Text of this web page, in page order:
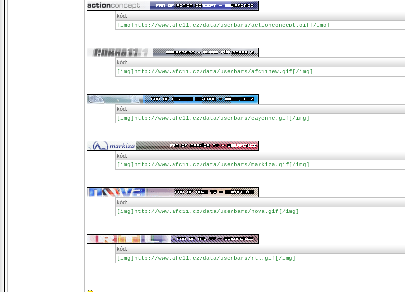
kód:
[img]http://www.afc11.cz/data/userbars/actionconcept.gif[/img]
kód:
[img]http://www.afc11.cz/data/userbars/afc11new.gif[/img]
kód:
[img]http://www.afc11.cz/data/userbars/cayenne.gif[/img]
kód:
[img]http://www.afc11.cz/data/userbars/markiza.gif[/img]
kód:
[img]http://www.afc11.cz/data/userbars/nova.gif[/img]
kód:
[img]http://www.afc11.cz/data/userbars/rtl.gif[/img]